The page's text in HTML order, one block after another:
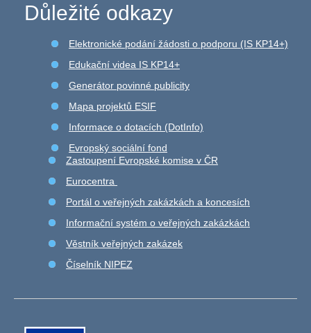
Důležité odkazy
Elektronické podání žádosti o podporu (IS KP14+)
Edukační videa IS KP14+
Generátor povinné publicity
Mapa projektů ESIF
Informace o dotacích (DotInfo)
Evropský sociální fond
Zastoupení Evropské komise v ČR
Eurocentra
Portál o veřejných zakázkách a koncesích
Informační systém o veřejných zakázkách
Věstník veřejných zakázek
Číselník NIPEZ